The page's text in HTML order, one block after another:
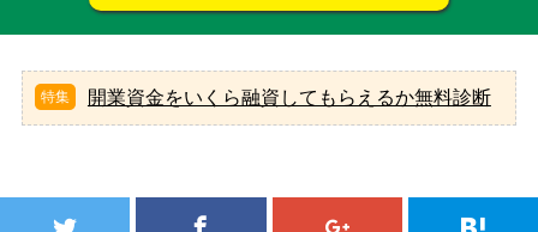
開業資金をいくら融資してもらえるか無料診断